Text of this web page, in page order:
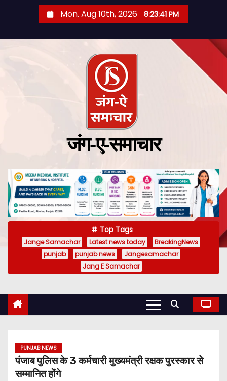
Mon. Aug 10th, 2026 8:23:42 PM
जंग-ए-समाचार
Top Tags
Jange Samachar Latest news today
BreakingNews
punjab
punjab news
Jangesamachar
Jang E Samachar
PUNJAB NEWS
पंजाब पुलिस के 3 कर्मचारी मुख्यमंत्री रक्षक पुरस्कार से
सम्मानित होंगे